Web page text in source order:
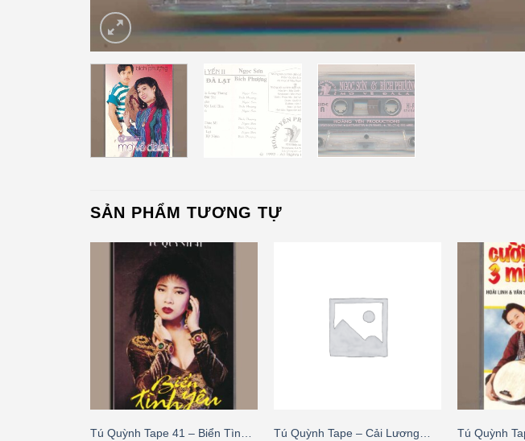
SẢN PHẨM TƯƠNG TỰ
Tú Quỳnh Tape 41 – Biển Tình
Tú Quỳnh Tape – Cải Lương
Tú Quỳnh